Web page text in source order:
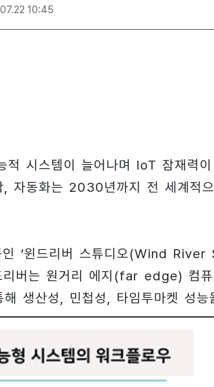
10:45
시스템이 늘어나며 IoT 잠재력
, 자동화는 2030년까지 전 세계적
‘윈드리버 스튜디오(Wind River
리버는 원거리 에지(far edge) 컴
생산성, 민첩성, 타임투마켓 성능